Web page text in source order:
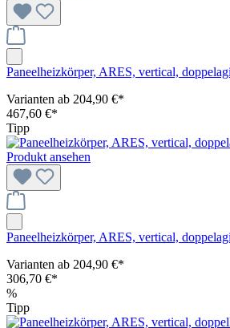
Paneelheizkörper, ARES, vertical,
Varianten ab 204,90 €*
467,60 €*
Tipp
Produkt ansehen
Paneelheizkörper, ARES, vertical,
Varianten ab 204,90 €*
306,70 €*
%
Tipp